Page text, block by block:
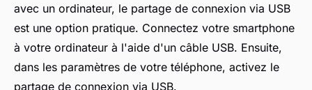
avec un ordinateur, le partage de connexion via USB
est une option pratique. Connectez votre smartphone
à votre ordinateur à l'aide d'un câble USB. Ensuite,
dans les paramètres de votre téléphone, activez le
partage de connexion via USB.